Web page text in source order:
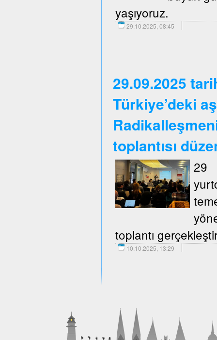
yaşıyoruz.
29.10.2025, 08:45
29.09.2025
Türkiye’deki
toplantısı
29
toplantı
10.10.2025, 13:29